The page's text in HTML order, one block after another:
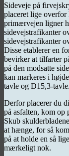
Sideveje på
placeret lige overfor
primærvejen ligner
sidevejstrafikanter
sidevejstrafikanter
Disse etablerer en
bevirker at tilfarter
på den modsatte
kan markeres i
tavle og D15,3-tavle.
Derfor placerer du
på asfalten, kom op
Skub
at hænge, for så
på at holde en så
mærkeligt nok.